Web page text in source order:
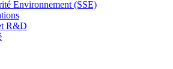
Environnement (SSE)
R&D